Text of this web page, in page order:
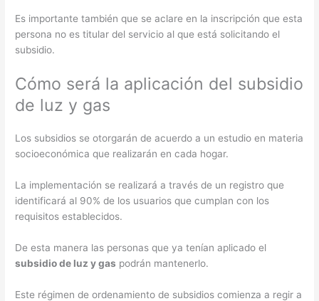
Es importante también que se aclare en la inscripción que esta
persona no es titular del servicio al que está solicitando el
subsidio.
Cómo será la aplicación del subsidio
de luz y gas
Los subsidios se otorgarán de acuerdo a un estudio en materia
socioeconómica que realizarán en cada hogar.
La implementación se realizará a través de un registro que
identificará al 90% de los usuarios que cumplan con los
requisitos establecidos.
De esta manera las personas que ya tenían aplicado el
subsidio de luz y gas podrán mantenerlo.
Este régimen de ordenamiento de subsidios comienza a regir a